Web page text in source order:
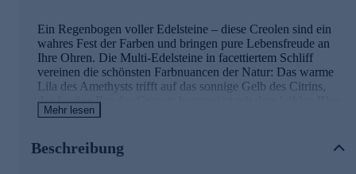
Ein Regenbogen voller Edelsteine – diese Creolen sind ein
wahres Fest der Farben und bringen pure Lebensfreude an
Ihre Ohren. Die Multi-Edelsteine in facettiertem Schliff
vereinen die schönsten Farbnuancen der Natur: Das warme
Lila des Amethysts trifft auf das sonnige Gelb des Citrins,
das feurige Rot des Granats harmoniert mit dem kühlen Blau
des Topas, während das frische Grün des Peridots und das
Zirkonen perfekt ergänzt werden. Jeder Edelstein ist
sorgfältig in Kanal- oder Krappenfassung eingearbeitet und
Mehr lesen
Beschreibung